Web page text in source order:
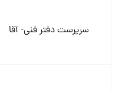
سرپرست دفتر فنی- آقا